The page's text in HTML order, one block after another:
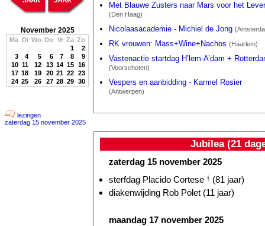
November 2025
Ma Di Wo Do Vr Za Zo
1
2
3
4 5 6 7 8
9
10 11 12 13 14 15 16
17 18 19 20 21 22 23
24 25 26 27 28 29 30
lezingen
zaterdag 15 november 2025
Met Blauwe Zusters naar Mars voor het
(Den Haag)
Nicolaasacademie - Michiel de Jong
RK vrouwen: Mass+Wine+Nachos (Haarlem)
Vastenactie startdag H’lem-A’dam +
(Voorschoten)
Vespers en aanbidding - Karmel Rosier
(Antwerpen)
Jubilea (21
zaterdag 15 november 2025
sterfdag Placido Cortese † (81 jaar)
diakenwijding Rob Polet (11 jaar)
maandag 17 november 2025